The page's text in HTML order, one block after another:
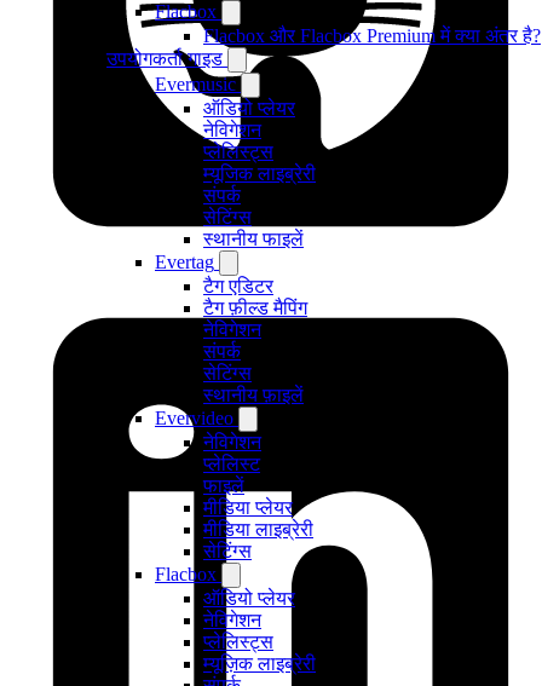
Flacbox
Flacbox और Flacbox Premium में क्या अंतर है?
उपयोगकर्ता गाइड
Evermusic
ऑडियो प्लेयर
नेविगेशन
प्लेलिस्ट्स
म्यूजिक लाइब्रेरी
संपर्क
सेटिंग्स
स्थानीय फाइलें
Evertag
टैग एडिटर
टैग फ़ील्ड मैपिंग
नेविगेशन
संपर्क
सेटिंग्स
स्थानीय फ़ाइलें
Evervideo
नेविगेशन
प्लेलिस्ट
फाइलें
मीडिया प्लेयर
मीडिया लाइब्रेरी
सेटिंग्स
Flacbox
ऑडियो प्लेयर
नेविगेशन
प्लेलिस्ट्स
म्यूज़िक लाइब्रेरी